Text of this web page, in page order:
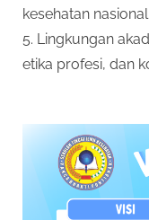
kesehatan
5. Lingkungan
etika profesi, dan